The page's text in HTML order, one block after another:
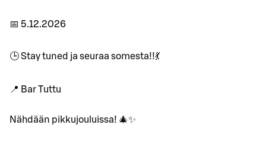
📅 5.12.2026
🕒 Stay tuned ja seuraa somesta!!💃
📍 Bar Tuttu
Nähdään pikkujouluissa! 🎄✨